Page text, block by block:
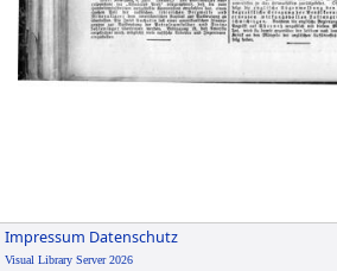
Impressum Datenschutz
Visual Library Server 2026